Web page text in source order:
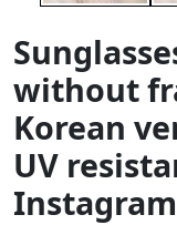
without
Korean
UV